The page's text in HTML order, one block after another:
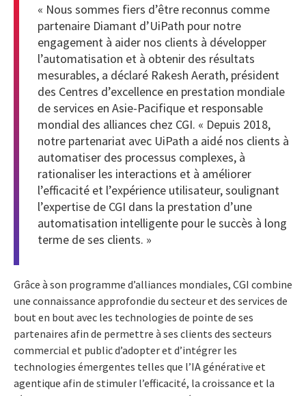
« Nous sommes fiers d’être reconnus comme
partenaire Diamant d’UiPath pour notre
engagement à aider nos clients à développer
l’automatisation et à obtenir des résultats
mesurables, a déclaré Rakesh Aerath, président
des Centres d’excellence en prestation mondiale
de services en Asie-Pacifique et responsable
mondial des alliances chez CGI. « Depuis 2018,
notre partenariat avec UiPath a aidé nos clients à
automatiser des processus complexes, à
rationaliser les interactions et à améliorer
l’efficacité et l’expérience utilisateur, soulignant
l’expertise de CGI dans la prestation d’une
automatisation intelligente pour le succès à long
terme de ses clients. »
Grâce à son programme d’alliances mondiales, CGI combine
une connaissance approfondie du secteur et des services de
bout en bout avec les technologies de pointe de ses
partenaires afin de permettre à ses clients des secteurs
commercial et public d’adopter et d’intégrer les
technologies émergentes telles que l’IA générative et
agentique afin de stimuler l’efficacité, la croissance et la